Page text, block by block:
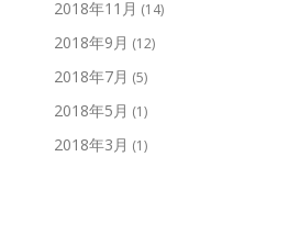
2018年11月 (14)
2018年9月 (12)
2018年7月 (5)
2018年5月 (1)
2018年3月 (1)